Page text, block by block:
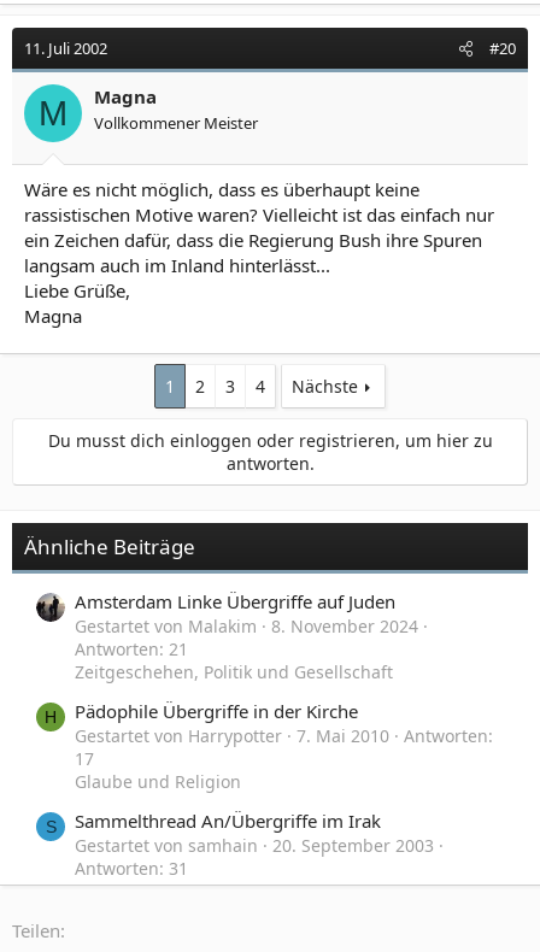
11. Juli 2002 #20
M Magna
Vollkommener Meister
Wäre es nicht möglich, dass es überhaupt keine
rassistischen Motive waren? Vielleicht ist das einfach nur
ein Zeichen dafür, dass die Regierung Bush ihre Spuren
langsam auch im Inland hinterlässt...
Liebe Grüße,
Magna
1 2 3 4 Nächste
Du musst dich einloggen oder registrieren, um hier zu
antworten.
Ähnliche Beiträge
Amsterdam Linke Übergriffe auf Juden
Gestartet von Malakim
8. November 2024
Antworten: 21
Zeitgeschehen, Politik und Gesellschaft
H Pädophile Übergriffe in der Kirche
Gestartet von Harrypotter 7. Mai 2010
Antworten:
17
Glaube und Religion
S Sammelthread An/Übergriffe im Irak
Gestartet von samhain
20. September 2003
Antworten: 31
Kriege, Krisen und Terrorakte
X
Teilen: